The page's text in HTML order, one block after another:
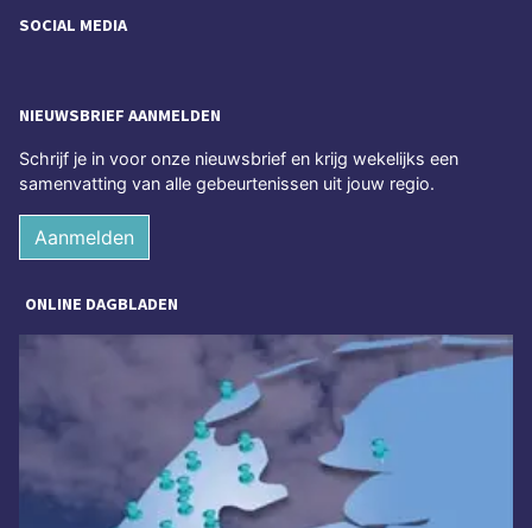
SOCIAL MEDIA
NIEUWSBRIEF AANMELDEN
Schrijf je in voor onze nieuwsbrief en krijg wekelijks een
samenvatting van alle gebeurtenissen uit jouw regio.
Aanmelden
ONLINE DAGBLADEN